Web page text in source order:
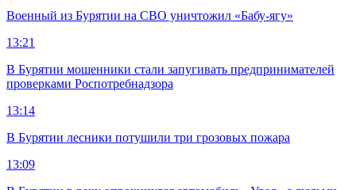
Военный из Бурятии на СВО уничтожил «Бабу-ягу»
13:21
В Бурятии мошенники стали запугивать предпринимателей
проверками Роспотребнадзора
13:14
В Бурятии лесники потушили три грозовых пожара
13:09